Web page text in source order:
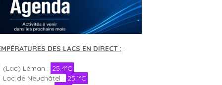
DES LACS EN DIRECT : :
(Lac) Léman : 25.4°C
Lac de Neuchâtel : 25.1°C